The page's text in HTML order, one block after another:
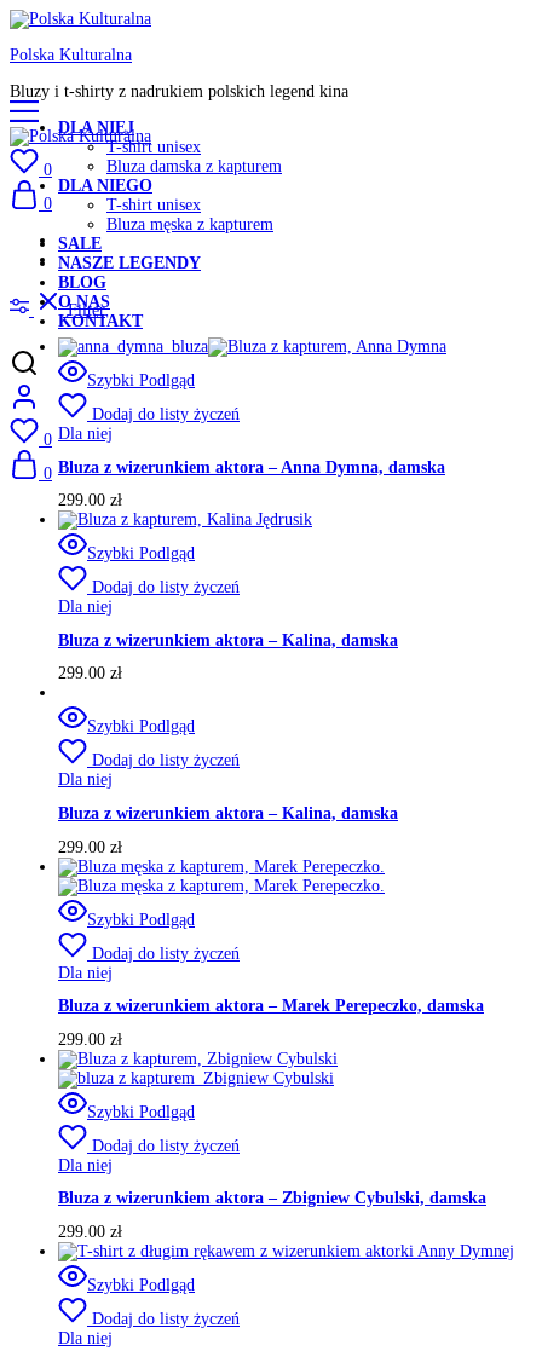
Polska Kulturalna
Bluzy i t-shirty z nadrukiem polskich legend kina
DLA NIEJ
T-shirt unisex
Bluza damska z kapturem
DLA NIEGO
T-shirt unisex
Bluza męska z kapturem
SALE
NASZE LEGENDY
BLOG
O NAS
KONTAKT
0
0
0
0
Filter
Szybki Podlgąd
Dodaj do listy życzeń
Dla niej
Bluza z wizerunkiem aktora – Anna Dymna, damska
299.00 zł
Szybki Podlgąd
Dodaj do listy życzeń
Dla niej
Bluza z wizerunkiem aktora – Kalina, damska
299.00 zł
Szybki Podlgąd
Dodaj do listy życzeń
Dla niej
Bluza z wizerunkiem aktora – Kalina, damska
299.00 zł
Szybki Podlgąd
Dodaj do listy życzeń
Dla niej
Bluza z wizerunkiem aktora – Marek Perepeczko, damska
299.00 zł
Szybki Podlgąd
Dodaj do listy życzeń
Dla niej
Bluza z wizerunkiem aktora – Zbigniew Cybulski, damska
299.00 zł
Szybki Podlgąd
Dodaj do listy życzeń
Dla niej